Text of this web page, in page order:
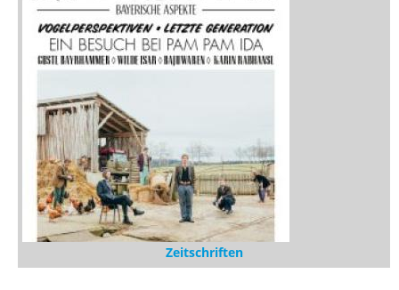
Zeitschriften